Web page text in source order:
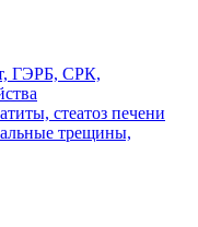
ГЭРБ, СРК,
стеатоз печени
трещины,